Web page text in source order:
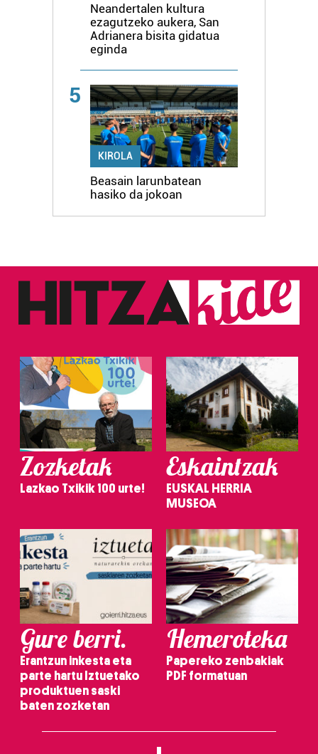
Neandertalen kultura
ezagutzeko aukera, San
Adrianera bisita gidatua
eginda
5
KIROLA
Beasain larunbatean
hasiko da jokoan
Zozketak
Lazkao Txikik 100 urte!
Eskaintzak
EUSKAL HERRIA
MUSEOA
Gure berri.
Erantzun inkesta eta
parte hartu Iztuetako
produktuen saski
baten zozketan
Hemeroteka
Papereko zenbakiak
PDF formatuan